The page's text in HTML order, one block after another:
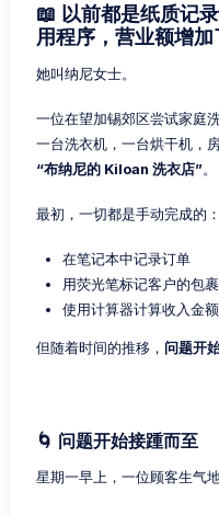
📖 以前都是纸质记
用程序，营业额增加
她叫纳尼女士。
一位在望加锡郊区尝试家庭
一台洗衣机，一台烘干机，
“布纳尼的 Kiloan 洗衣店”。
最初，一切都是手动完成的：
在笔记本中记录订单
用荧光笔标记客户的包裹
使用计算器计算收入金额
但随着时间的推移， 问题开
🌀 问题开始接踵而至
星期一早上，一位顾客生气